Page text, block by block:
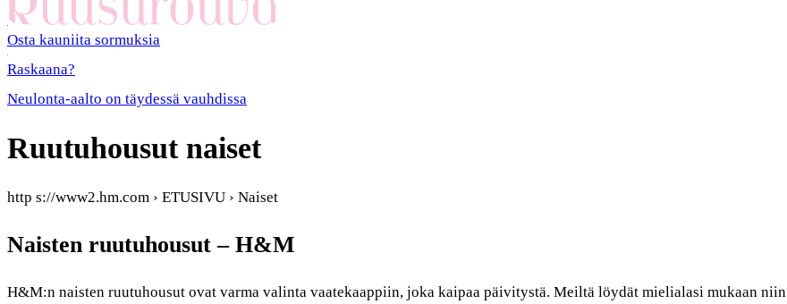
Osta kauniita sormuksia
Raskaana?
Neulonta-aalto on täydessä vauhdissa
Ruutuhousut naiset
http s://www2.hm.com › ETUSIVU › Naiset
Naisten ruutuhousut – H&M
H&M:n naisten ruutuhousut ovat varma valinta vaatekaappiin, joka kaipaa päivitystä. Meiltä löydät mielialasi mukaan niin